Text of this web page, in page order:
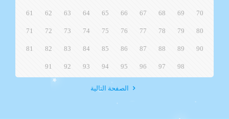
61 62 63 64 65 66 67 68 69 70
71 72 73 74 75 76 77 78 79 80
81 82 83 84 85 86 87 88 89 90
91 92 93 94 95 96 97 98
الصفحة التالية